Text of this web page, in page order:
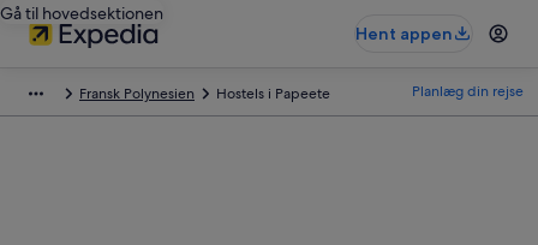
Gå til hovedsektionen
Hent appen
Fransk Polynesien Hostels i Papeete Planlæg din rejse